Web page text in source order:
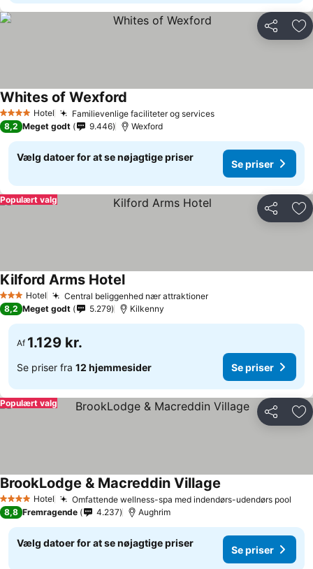
Del
4 StjernerHotel Familievenlige faciliteter og services
Whites of Wexford
8,2 Meget godt 9.446 Wexford
Vælg datoer for at se nøjagtige priser
Se priser
Del
Populært valg
3 StjernerHotel Central beliggenhed nær attraktioner
Kilford Arms Hotel
8,2 Meget godt 5.279 Kilkenny
Af 1.129 kr.
Se priser fra 12 hjemmesider Se priser
Del
Populært valg
4 StjernerHotel Omfattende wellness-spa med indendørs-udendørs pool
BrookLodge & Macreddin Village
8,8 Fremragende 4.237 Aughrim
Vælg datoer for at se nøjagtige priser
Se priser